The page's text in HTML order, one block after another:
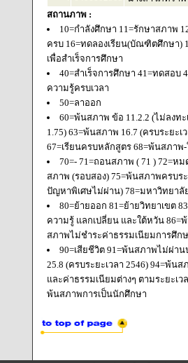
สถานภาพ :
10=กำลังศึกษา 11=รักษาสภาพ
ครบ 16=ทดลองเรียน(บัณฑิตศึกษา)
เพื่อสำเร็จการศึกษา
40=สำเร็จการศึกษา 41=ทดสอบ
ความรู้ครบเวลา
50=ลาออก
60=พ้นสภาพ ข้อ 11.2.2 (ไม่ลงท
1.75) 63=พ้นสภาพ 16.7 (ครบระยะ
67=เรียนครบหลักสูตร 68=พ้นสภา
70=- 71=ถอนสภาพ ( 71 ) 72=
สภาพ (รอบสอง) 75=พ้นสภาพครบ
ปัญหาพิเศษไม่ผ่าน) 78=มหาวิทยา
80=ย้ายออก 81=ย้ายวิทยาเขต
ความรู้ แลกเปลี่ยน และใต้หวัน
สภาพไม่ชำระค่าธรรมเนียมการศึก
90=เสียชีวิต 91=พ้นสภาพไม่ผ่า
25.8 (ครบระยะเวลา 2546) 94=พ้
และค่าธรรมเนียมต่างๆ ตามระยะเ
พ้นสภาพการเป็นนักศึกษา